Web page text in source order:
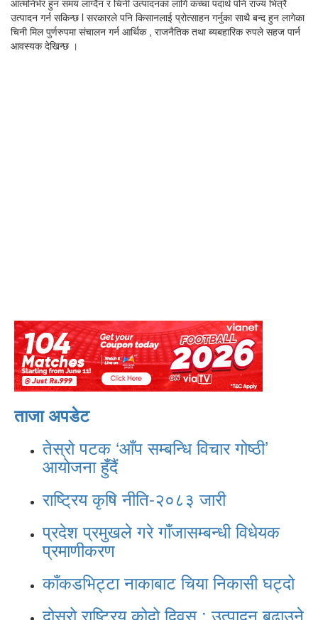
आत्मनिर्भर हुन समय लाग्दैन र चिनी उत्पादनका लागि कच्चा पदार्थ पनि राज्य भित्रै
उत्पादन गर्न सकिन्छ l सरकारले पनि किसानलाई प्रोत्साहन गर्नुका साथै बन्द हुन लागेका
चिनी मिल पुर्णरुपमा संचालन गर्न आर्थिक , राजनैतिक तथा ब्यबहारिक रुपले सहज पार्न
आवस्यक देखिन्छ ।
ताजा अपडेट
तेस्रो पटक ‘आँप सम्बन्धि विचार गोष्ठी’
आयोजना हुँदैं
राष्ट्रिय कृषि नीति-२०८३ जारी
प्रदेश प्रमुखले गरे गाँजासम्बन्धी विधेयक
प्रमाणीकरण
काँकडभिट्टा नाकाबाट चिया निकासी घट्दो
दोस्रो राष्ट्रिय कोदो दिवस : उत्पादन बढाउने